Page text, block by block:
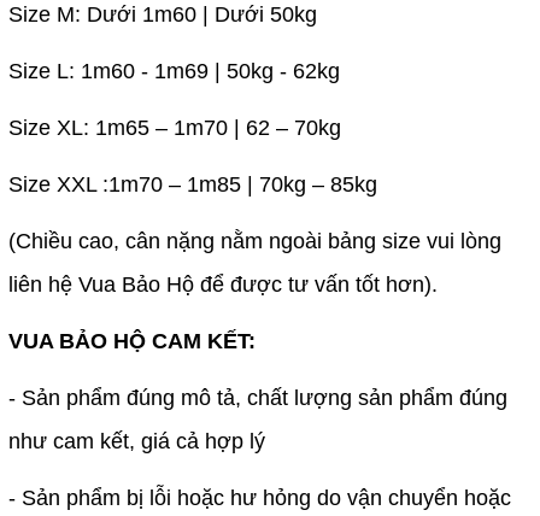
Size M: Dưới 1m60 | Dưới 50kg
Size L: 1m60 - 1m69 | 50kg - 62kg
Size XL: 1m65 – 1m70 | 62 – 70kg
Size XXL :1m70 – 1m85 | 70kg – 85kg
(Chiều cao, cân nặng nằm ngoài bảng size vui lòng
liên hệ Vua Bảo Hộ để được tư vấn tốt hơn).
VUA BẢO HỘ CAM KẾT:
- Sản phẩm đúng mô tả, chất lượng sản phẩm đúng
như cam kết, giá cả hợp lý
- Sản phẩm bị lỗi hoặc hư hỏng do vận chuyển hoặc